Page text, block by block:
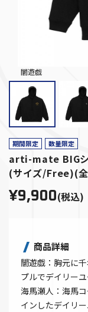
闇遊戯
期間限定 数量限定
arti-mate BIGシ
(サイズ/Free)(
¥9,900(税込)
商品詳細
闇遊戯：胸元に
プルでデイリーユ
海馬瀬人：海馬
インしたデイリー